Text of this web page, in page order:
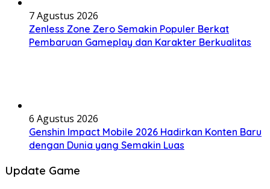
7 Agustus 2026
Zenless Zone Zero Semakin Populer Berkat
Pembaruan Gameplay dan Karakter Berkualitas
6 Agustus 2026
Genshin Impact Mobile 2026 Hadirkan Konten Baru
dengan Dunia yang Semakin Luas
Update Game